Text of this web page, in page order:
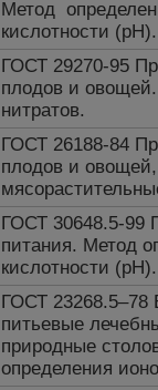
Метод
кислотности (рН).
ГОСТ 29270-95
плодов и
нитратов.
ГОСТ 26188-84
плодов и
ГОСТ 30648.5-99
питания. Метод
кислотности (рН).
ГОСТ
питьевые
природные
определения